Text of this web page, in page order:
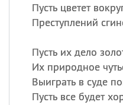
Пусть цветет
Преступлений
Пусть их дело
Их природное
Выиграть в суде
Пусть все будет